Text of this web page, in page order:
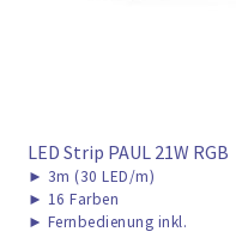
LED Strip PAUL 21W RGB
► 3m (30 LED/m)
► 16 Farben
► Fernbedienung inkl.